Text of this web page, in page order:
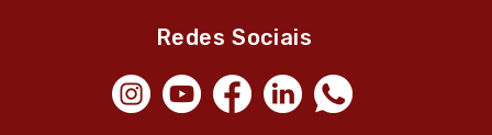
Redes Sociais